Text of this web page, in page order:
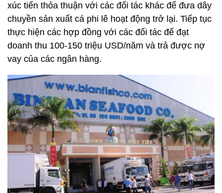
xúc tiến thỏa thuận với các đối tác khác để đưa dây
chuyền sản xuất cá phi lê hoạt động trở lại. Tiếp tục
thực hiện các hợp đồng với các đối tác để đạt
doanh thu 100-150 triệu USD/năm và trả được nợ
vay của các ngân hàng.